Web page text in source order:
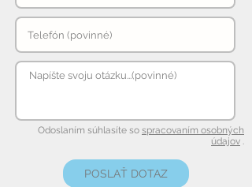
Odoslaním súhlasíte so spracovaním osobných
údajov .
POSLAŤ DOTAZ